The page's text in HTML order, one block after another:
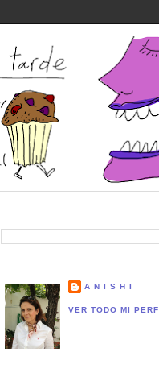
A N I S H I
VER TODO MI